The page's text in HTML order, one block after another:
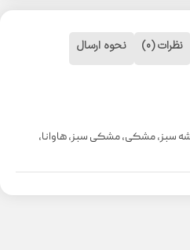
نظرات (0) نحوه ارسال
سبز,مشکی,مشکی سبز,هاوانا,